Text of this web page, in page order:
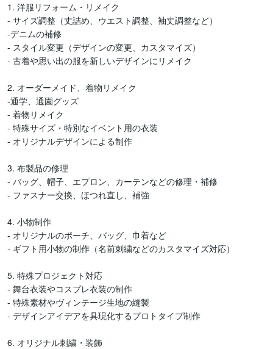
1. 洋服リフォーム・リメイク
- サイズ調整（丈詰め、ウエスト調整、袖丈調整など）
-デニムの補修
- スタイル変更（デザインの変更、カスタマイズ）
- 古着や思い出の服を新しいデザインにリメイク
2. オーダーメイド、着物リメイク
-通学、通園グッズ
- 着物リメイク
- 特殊サイズ・特別なイベント用の衣装
- オリジナルデザインによる制作
3. 布製品の修理
- バッグ、帽子、エプロン、カーテンなどの修理・補修
- ファスナー交換、ほつれ直し、補強
4. 小物制作
- オリジナルのポーチ、バッグ、巾着など
- ギフト用小物の制作（名前刺繍などのカスタマイズ対応）
5. 特殊プロジェクト対応
- 舞台衣装やコスプレ衣装の制作
- 特殊素材やヴィンテージ生地の縫製
- デザインアイデアを具現化するプロトタイプ制作
6. オリジナル刺繍・装飾